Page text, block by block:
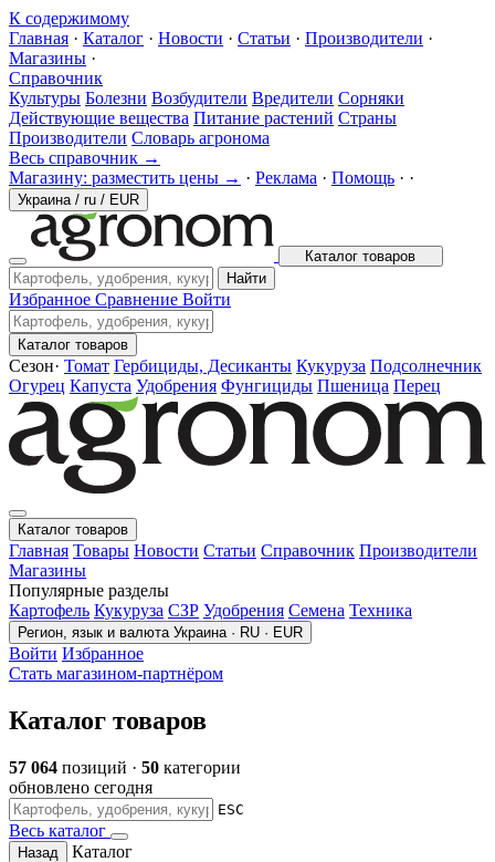
К содержимому
Главная · Каталог · Новости · Статьи · Производители ·
Магазины ·
Справочник
Культуры Болезни Возбудители Вредители Сорняки
Действующие вещества Питание растений Страны
Производители Словарь агронома
Весь справочник →
Магазину: разместить цены → · Реклама · Помощь · ·
Украина / ru / EUR
Каталог товаров
Найти
Избранное Сравнение Войти
Каталог товаров
Сезон· Томат Гербициды, Десиканты Кукуруза Подсолнечник
Огурец Капуста Удобрения Фунгициды Пшеница Перец
Каталог товаров
Главная Товары Новости Статьи Справочник Производители
Магазины
Популярные разделы
Картофель Кукуруза СЗР Удобрения Семена Техника
Регион, язык и валюта Украина · RU · EUR
Войти Избранное
Стать магазином-партнёром
Каталог товаров
57 064 позиций · 50 категории
обновлено сегодня
ESC
Весь каталог
Назад
Каталог